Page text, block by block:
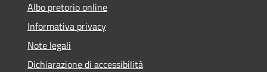
Albo pretorio online
Informativa privacy
Note legali
Dichiarazione di accessibilità